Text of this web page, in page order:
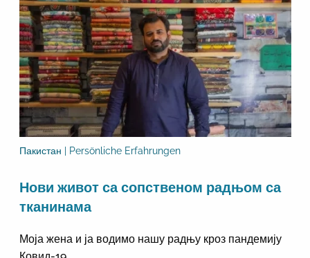
Пакистан | Persönliche Erfahrungen
Нови живот са сопственом радњом са
тканинама
Моја жена и ја водимо нашу радњу кроз пандемију